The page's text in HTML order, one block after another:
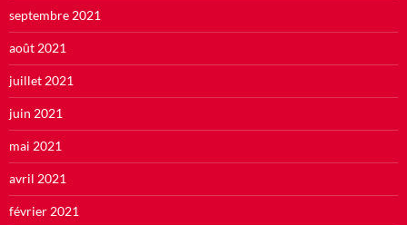
septembre 2021
août 2021
juillet 2021
juin 2021
mai 2021
avril 2021
février 2021